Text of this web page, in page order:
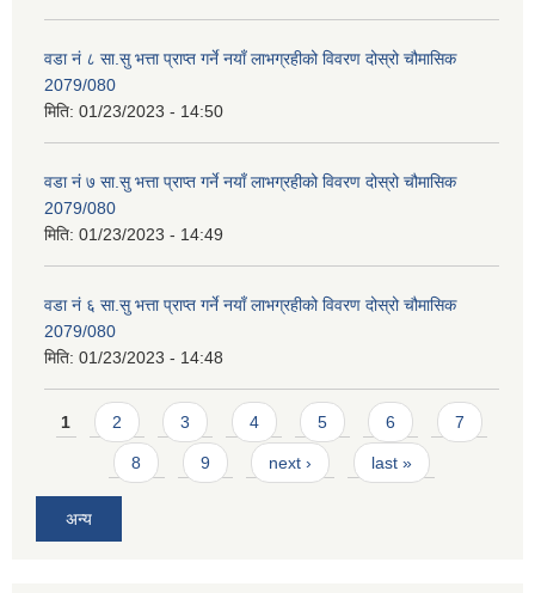
वडा नं ८ सा.सु भत्ता प्राप्त गर्ने नयाँ लाभग्रहीको विवरण दोस्रो चौमासिक
2079/080
मिति: 01/23/2023 - 14:50
वडा नं ७ सा.सु भत्ता प्राप्त गर्ने नयाँ लाभग्रहीको विवरण दोस्रो चौमासिक
2079/080
मिति: 01/23/2023 - 14:49
वडा नं ६ सा.सु भत्ता प्राप्त गर्ने नयाँ लाभग्रहीको विवरण दोस्रो चौमासिक
2079/080
मिति: 01/23/2023 - 14:48
Pages
1 2 3 4 5 6 7
8 9 next › last »
अन्य